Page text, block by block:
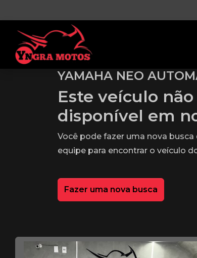
YAMAHA NEO
Este veículo
disponível em
Você pode fazer uma nova
equipe para encontrar o veículo
Fazer uma nova busca